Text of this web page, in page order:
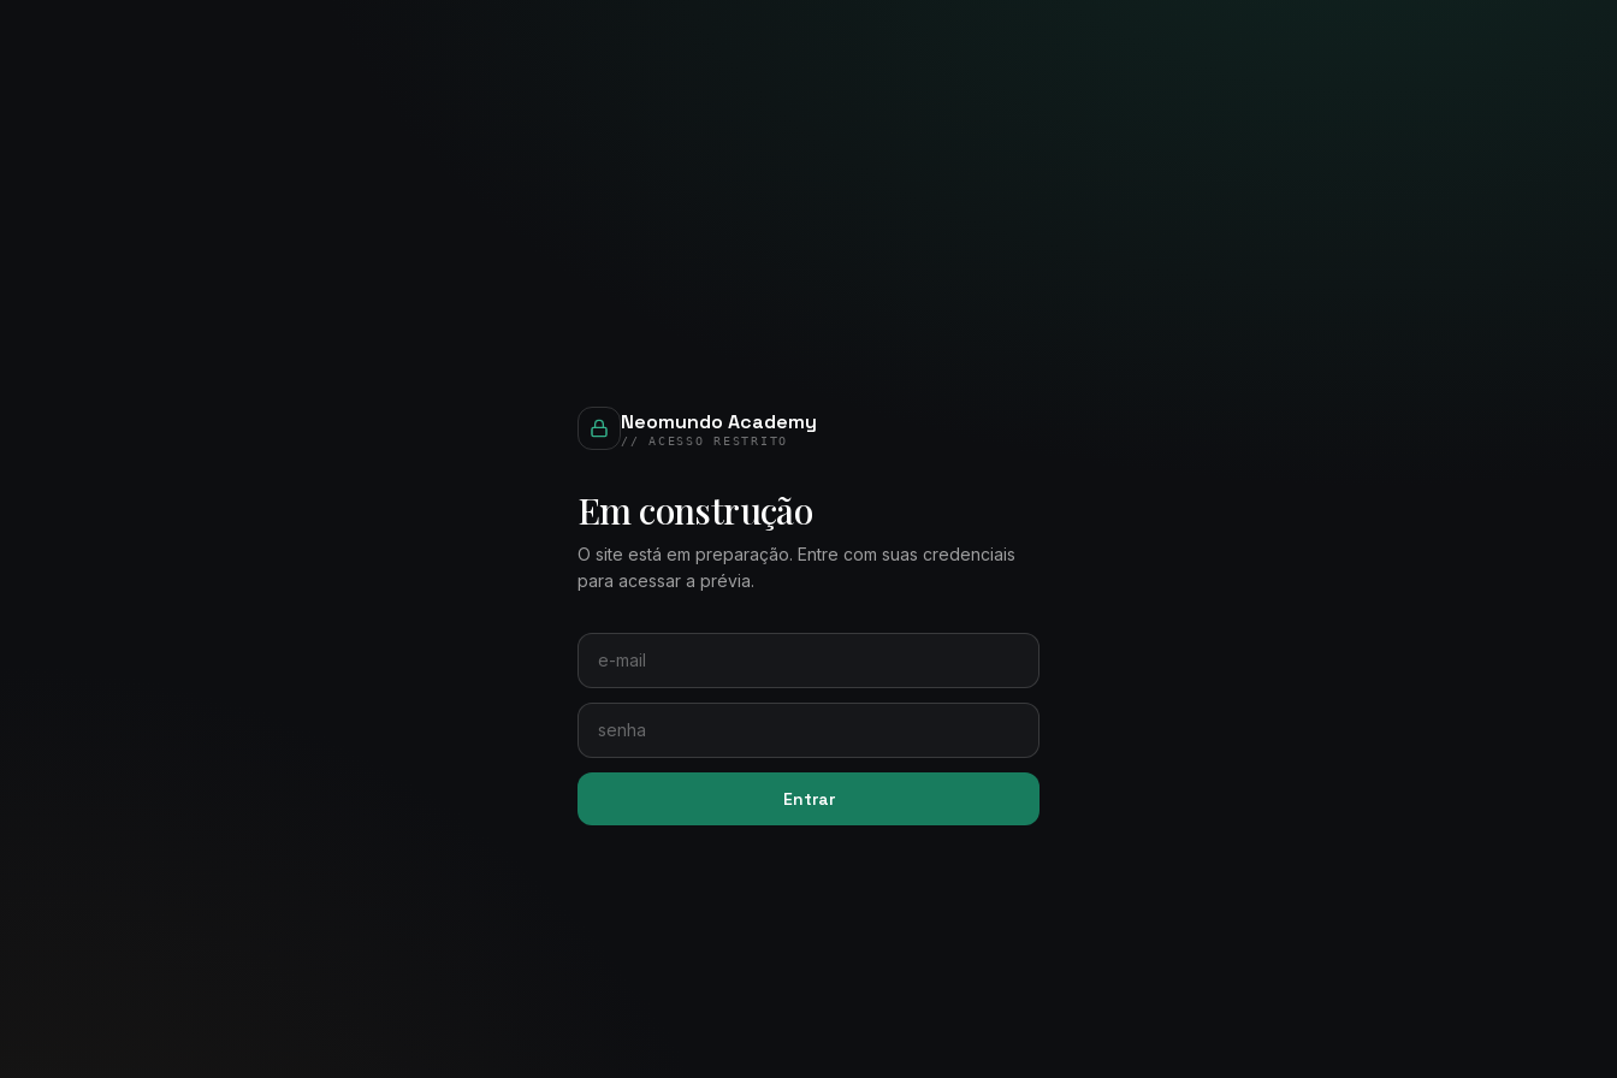
Neomundo Academy
// ACESSO RESTRITO
Em construção
O site está em preparação. Entre com suas credenciais
para acessar a prévia.
Entrar